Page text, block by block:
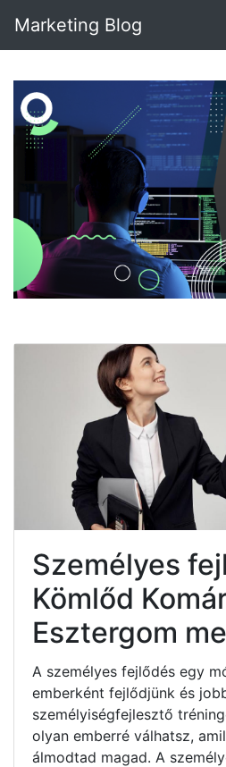
Marketing Blog
Személyes
Kömlőd
Esztergom
A személyes fejlődés egy
emberként fejlődjünk és
személyiségfejlesztő
olyan emberré válhatsz,
álmodtad magad. A